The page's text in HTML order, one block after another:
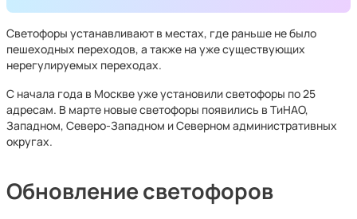
Светофоры устанавливают в местах, где раньше не было
пешеходных переходов, а также на уже существующих
нерегулируемых переходах.
С начала года в Москве уже установили светофоры по 25
адресам. В марте новые светофоры появились в ТиНАО,
Западном, Северо-Западном и Северном административных
округах.
Обновление светофоров